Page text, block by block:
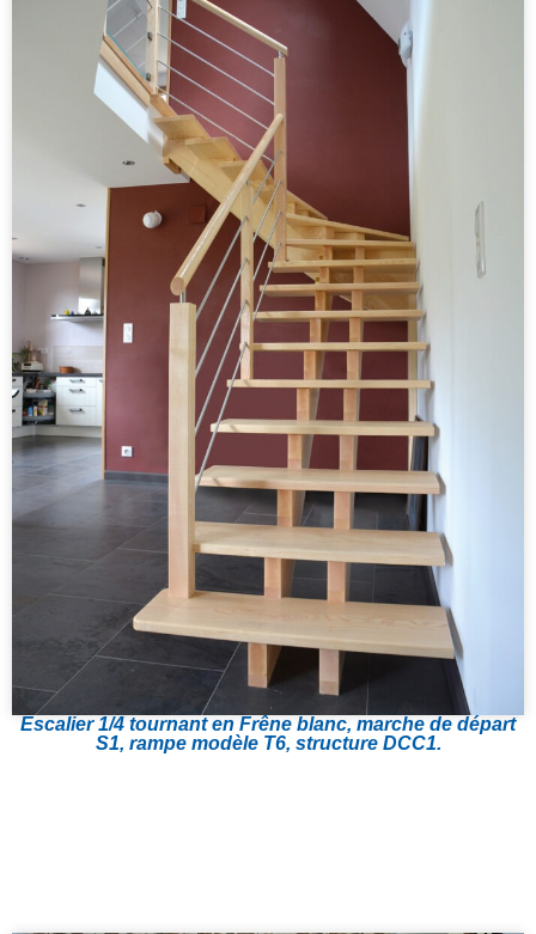
Escalier 1/4 tournant en Frêne blanc, marche de départ
S1, rampe modèle T6, structure DCC1.